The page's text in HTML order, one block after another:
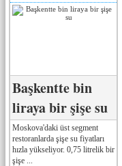
Başkentte bin
liraya bir şişe su
Moskova'daki üst segment
restoranlarda şişe su fiyatları
hızla yükseliyor. 0,75 litrelik bir
şişe ...